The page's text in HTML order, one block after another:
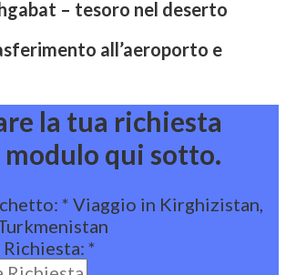
– tesoro nel deserto
all’aeroporto e
la tua richiesta
qui sotto.
* Viaggio in Kirghizistan,
*